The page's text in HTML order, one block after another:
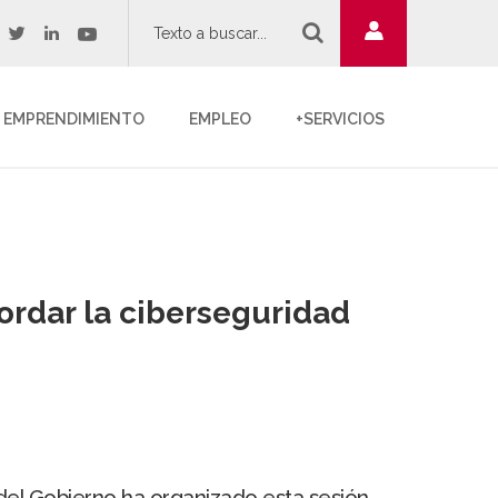
twitterlinkedinyoutube
EMPRENDIMIENTO EMPLEO +SERVICIOS
la ciberseguridad